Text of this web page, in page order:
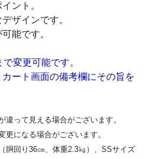
ント。
ザインです。
能です。
変更可能です。
ート画面の備考欄にその旨を
って見える場合がございます。
になる場合がございます。
回り36㎝、体重2.3㎏）、SSサイズ